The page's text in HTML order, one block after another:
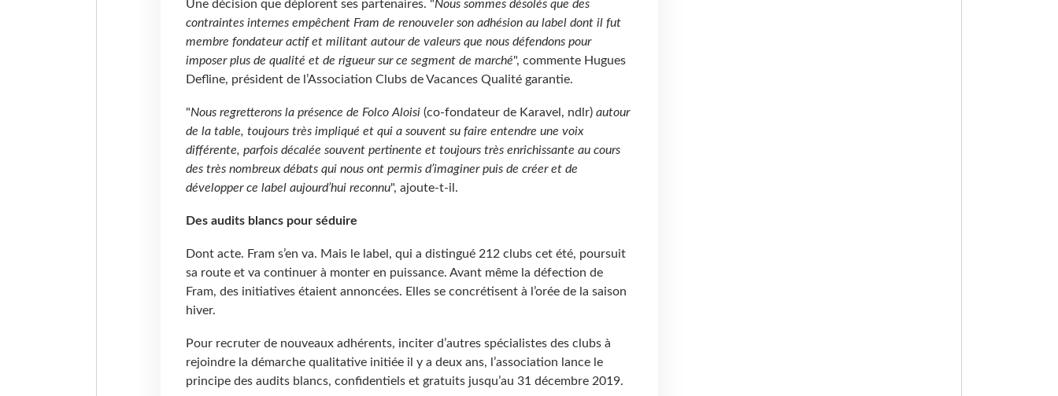
Une décision que déplorent ses partenaires. "Nous sommes désolés que des
contraintes internes empêchent Fram de renouveler son adhésion au label dont il fut
membre fondateur actif et militant autour de valeurs que nous défendons pour
imposer plus de qualité et de rigueur sur ce segment de marché", commente Hugues
Defline, président de l’Association Clubs de Vacances Qualité garantie.
"Nous regretterons la présence de Folco Aloisi(co-fondateur de Karavel, ndlr) autour
de la table, toujours très impliqué et qui a souvent su faire entendre une voix
différente, parfois décalée souvent pertinente et toujours très enrichissante au cours
des très nombreux débats qui nous ont permis d’imaginer puis de créer et de
développer ce label aujourd’hui reconnu", ajoute-t-il.
Des audits blancs pour séduire
Dont acte. Fram s’en va. Mais le label, qui a distingué 212 clubs cet été, poursuit
sa route et va continuer à monter en puissance. Avant même la défection de
Fram, des initiatives étaient annoncées. Elles se concrétisent à l’orée de la saison
hiver.
Pour recruter de nouveaux adhérents, inciter d’autres spécialistes des clubs à
rejoindre la démarche qualitative initiée il y a deux ans, l’association lance le
principe des audits blancs, confidentiels et gratuits jusqu’au 31 décembre 2019.